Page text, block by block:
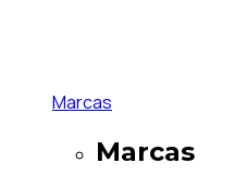
Marcas
Marcas